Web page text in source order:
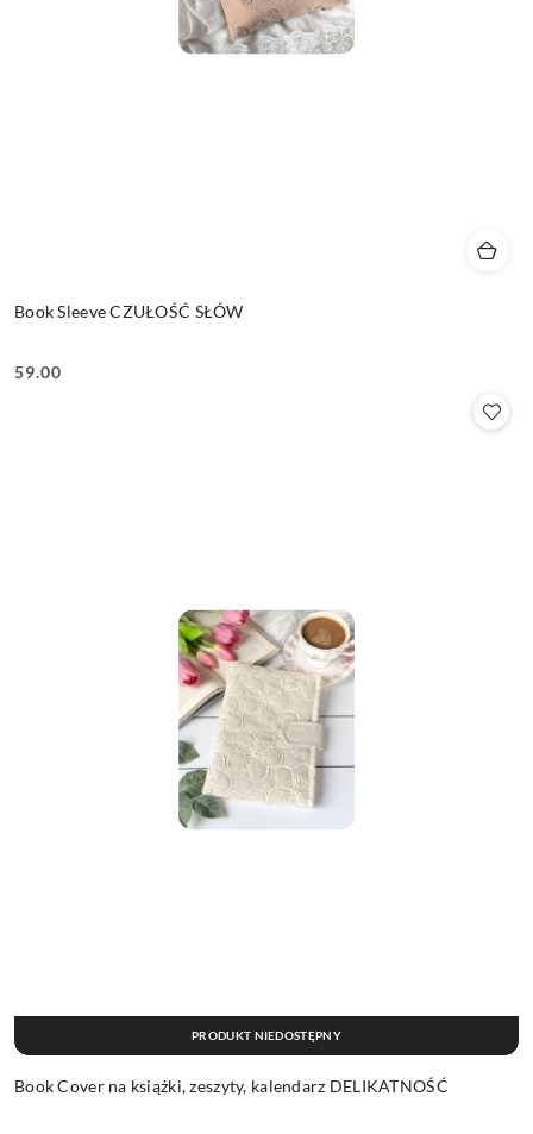
Book Sleeve CZUŁOŚĆ SŁÓW
Cena:
59.00
Book Cover na książki, zeszyty, kalendarz DELIKATNOŚĆ
PRODUKT NIEDOSTĘPNY